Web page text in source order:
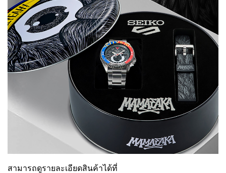
สามารถดูรายละเอียดสินค้าได้ที่